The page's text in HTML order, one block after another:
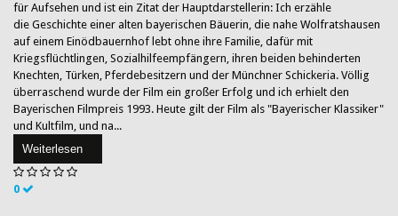
für Aufsehen und ist ein Zitat der Hauptdarstellerin: Ich erzähle
die Geschichte einer alten bayerischen Bäuerin, die nahe Wolfratshausen
auf einem Einödbauernhof lebt ohne ihre Familie, dafür mit
Kriegsflüchtlingen, Sozialhilfeempfängern, ihren beiden behinderten
Knechten, Türken, Pferdebesitzern und der Münchner Schickeria. Völlig
überraschend wurde der Film ein großer Erfolg und ich erhielt den
Bayerischen Filmpreis 1993. Heute gilt der Film als "Bayerischer Klassiker"
und Kultfilm, und na...
Weiterlesen
0